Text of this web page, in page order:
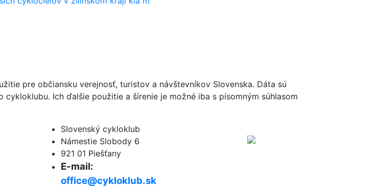
pre občiansku verejnosť, turistov a návštevníkov Slovenska. Dáta sú
Ich ďalšie použitie a šírenie je možné iba s písomným súhlasom
Slovenský cykloklub
Námestie Slobody 6
921 01 Piešťany
E-mail:
office@cykloklub.sk